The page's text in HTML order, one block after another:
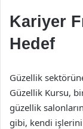
Kariyer
Hedef
Güzellik
Güzellik Kursu,
güzellik
gibi, kendi işlerini